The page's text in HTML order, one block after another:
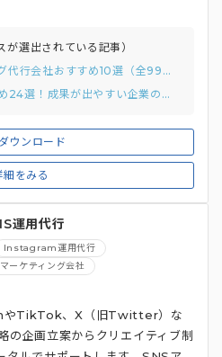
ウンロード
細をみる
選出されている記事）
・コンテンツマーケティング代行会社おすすめ10選（全99）比較！種別5タイプで事例も合わせて紹介
・SNS運用代行会社おすすめ24選！成果が出やすい企業の独自調査結果と選び方まで
運用代行
Instagram運用代行
ーケティング会社
TikTok、X（旧Twitter）な
の企画立案からクリエイティブ制